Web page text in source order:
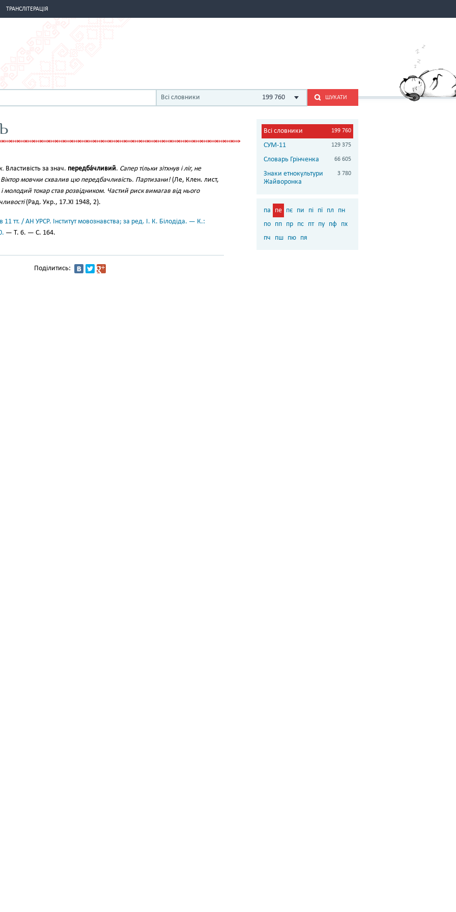
ТРАНСЛІТЕРАЦІЯ
Всі словники 199 760 ШУКАТИ
Властивість за знач. передба́чливий. Сапер тільки зітхнув і ліг, не
мовчки схвалив цю передбачливість. Партизани!(Ле, Клен. лист,
молодий токар став розвідником. Частий риск вимагав від нього
(Рад. Укр., 17.XI 1948, 2).
11 тт. / АН УРСР. Інститут мовознавства; за ред. І. К. Білодіда. — К.:
— Т. 6. — С. 164.
Поділитись:
Всі словники 199 760
СУМ-11 129 375
Словарь Грінченка 66 605
Знаки етнокультури
Жайворонка
3 780
па пе пє пи пі пї пл
пн
по пп пр пс пт пу пф пх
пч
пш пю пя